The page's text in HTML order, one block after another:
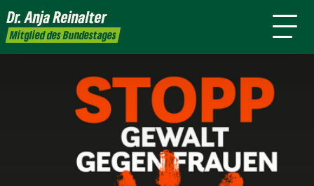
Dr. AnjaReinalter
Mitglied des Bundestages